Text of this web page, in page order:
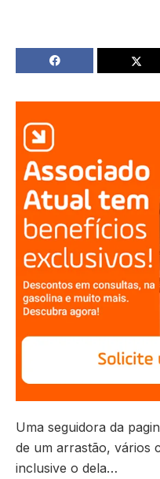
Uma seguidora da
de um arrastão, vários
inclusive o dela…